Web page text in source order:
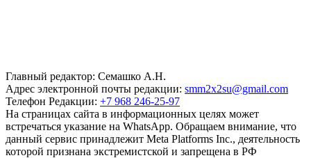
Главный редактор: Семашко А.Н.
Адрес электронной почты редакции: smm2x2su@gmail.com
Телефон Редакции: +7 968 246-25-97
На страницах сайта в информационных целях может
встречаться указание на WhatsApp. Обращаем внимание, что
данный сервис принадлежит Meta Platforms Inc., деятельность
которой признана экстремистской и запрещена в РФ